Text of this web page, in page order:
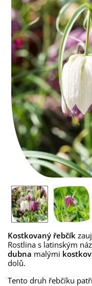
Kostkovaný řebčík
Rostlina s latinským
dubna malými
dolů.
Tento druh řebčíku